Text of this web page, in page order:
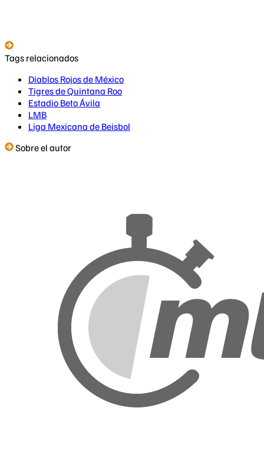
Tags relacionados
Diablos Rojos de México
Tigres de Quintana Roo
Estadio Beto Ávila
LMB
Liga Mexicana de Beisbol
Sobre el autor